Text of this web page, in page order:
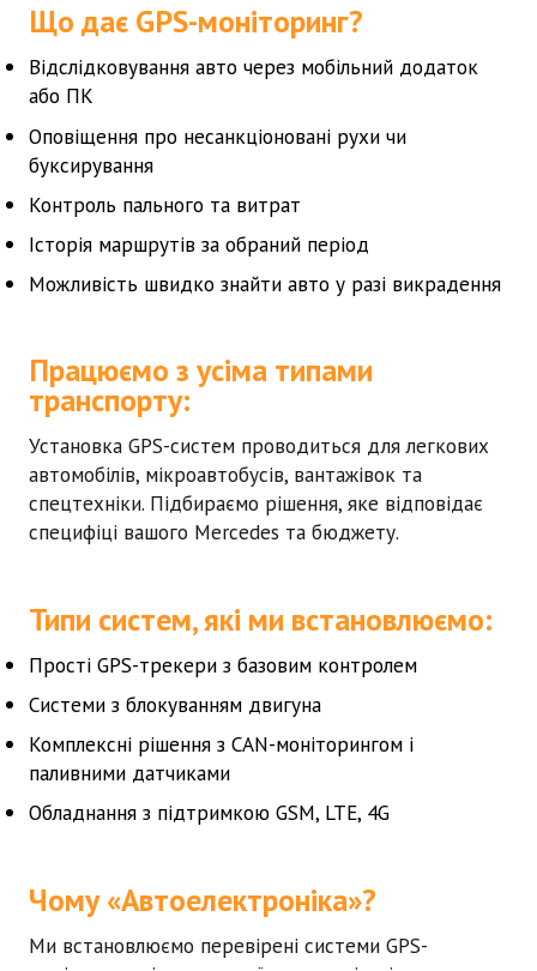
Що дає GPS-моніторинг?
Відслідковування авто через мобільний додаток
або ПК
Оповіщення про несанкціоновані рухи чи
буксирування
Контроль пального та витрат
Історія маршрутів за обраний період
Можливість швидко знайти авто у разі викрадення
Працюємо з усіма типами
транспорту:
Установка GPS-систем проводиться для легкових
автомобілів, мікроавтобусів, вантажівок та
спецтехніки. Підбираємо рішення, яке відповідає
специфіці вашого Mercedes та бюджету.
Типи систем, які ми встановлюємо:
Прості GPS-трекери з базовим контролем
Системи з блокуванням двигуна
Комплексні рішення з CAN-моніторингом і
паливними датчиками
Обладнання з підтримкою GSM, LTE, 4G
Чому «Автоелектроніка»?
Ми встановлюємо перевірені системи GPS-